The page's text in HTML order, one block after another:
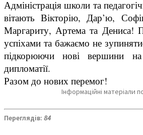
Адміністрація школи та
вітають Вікторію, Дар’ю,
Маргариту, Артема та Дениса!
успіхами та бажаємо не
підкорюючи нові вершини
дипломатії.
Разом до нових перемог!
Інформаційні матеріали
Переглядів: 84